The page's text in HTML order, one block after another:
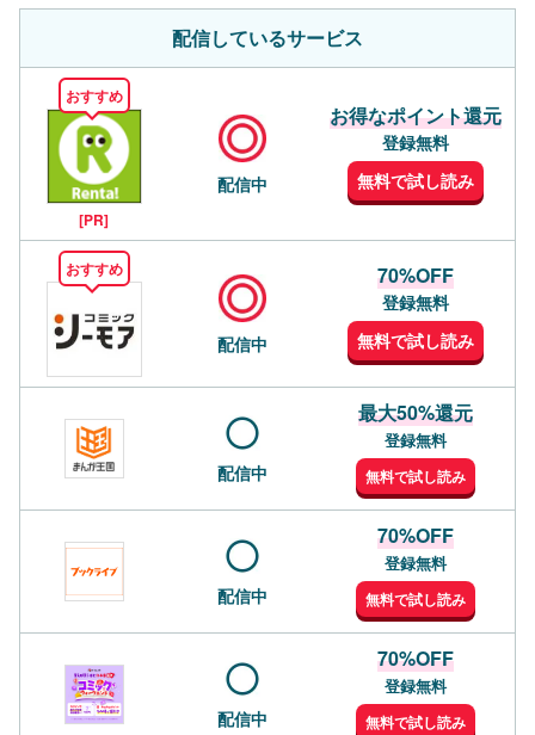
配信しているサービス
おすすめ
[PR]
配信中
お得なポイント還元
登録無料
無料で試し読み
おすすめ
配信中
70%OFF
登録無料
無料で試し読み
配信中
最大50%還元
登録無料
無料で試し読み
配信中
70%OFF
登録無料
無料で試し読み
配信中
70%OFF
登録無料
無料で試し読み